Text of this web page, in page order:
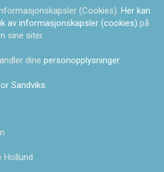
(Cookies). Her kan
av informasjonskapsler (cookies) på
sine siter.
dine personopplysninger.
Sandviks.
Hollund